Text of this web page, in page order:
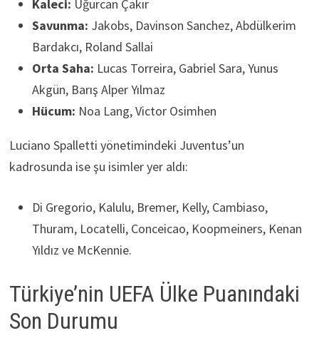
Kaleci: Uğurcan Çakır
Savunma: Jakobs, Davinson Sanchez, Abdülkerim
Bardakcı, Roland Sallai
Orta Saha: Lucas Torreira, Gabriel Sara, Yunus
Akgün, Barış Alper Yılmaz
Hücum: Noa Lang, Victor Osimhen
Luciano Spalletti yönetimindeki Juventus’un
kadrosunda ise şu isimler yer aldı:
Di Gregorio, Kalulu, Bremer, Kelly, Cambiaso,
Thuram, Locatelli, Conceicao, Koopmeiners, Kenan
Yıldız ve McKennie.
Türkiye’nin UEFA Ülke Puanındaki
Son Durumu